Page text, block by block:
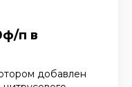
п в
добавлен